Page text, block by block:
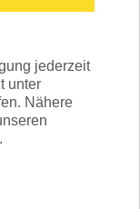
jederzeit
unter
Nähere
.